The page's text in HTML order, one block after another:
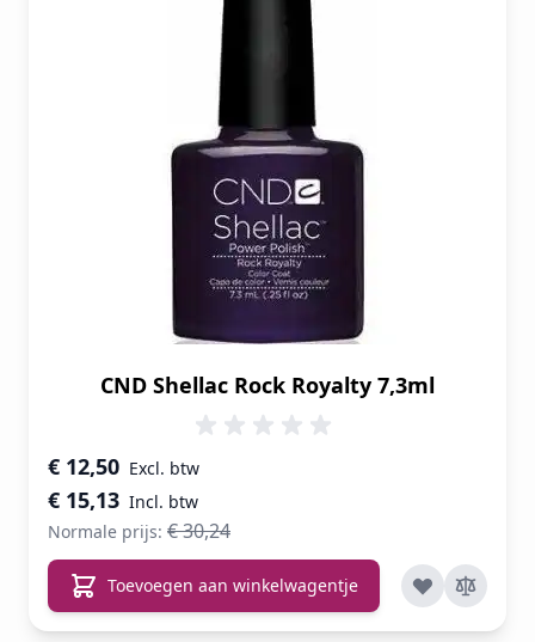
CND Shellac Rock Royalty 7,3ml
Speciale prijs
€ 15,13
€ 12,50
Normale prijs: € 30,24
Toevoegen aan winkelwagentje